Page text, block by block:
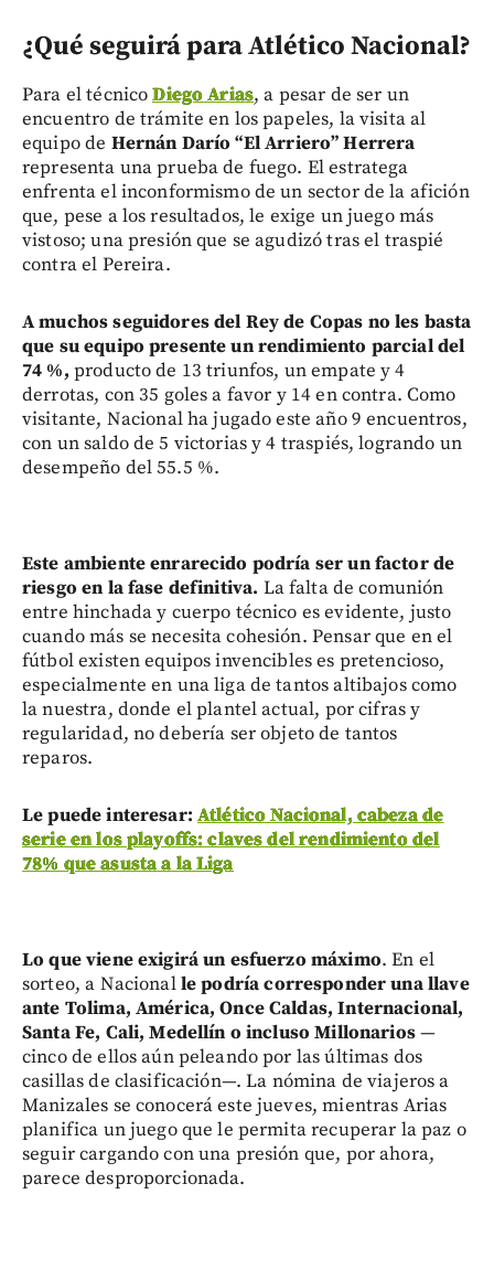
¿Qué seguirá para Atlético Nacional?
Para el técnicoDiego Arias, a pesar de ser un
encuentro de trámite en los papeles, la visita al
equipo de Hernán Darío “El Arriero” Herrera
representa una prueba de fuego. El estratega
enfrenta el inconformismo de un sector de la afición
que, pese a los resultados, le exige un juego más
vistoso; una presión que se agudizó tras el traspié
contra el Pereira.
A muchos seguidores del Rey de Copas no les basta
que su equipo presente un rendimiento parcial del
74 %, producto de 13 triunfos, un empate y 4
derrotas, con 35 goles a favor y 14 en contra. Como
visitante, Nacional ha jugado este año 9 encuentros,
con un saldo de 5 victorias y 4 traspiés, logrando un
desempeño del 55.5 %.
Este ambiente enrarecido podría ser un factor de
riesgo en la fase definitiva. La falta de comunión
entre hinchada y cuerpo técnico es evidente, justo
cuando más se necesita cohesión. Pensar que en el
fútbol existen equipos invencibles es pretencioso,
especialmente en una liga de tantos altibajos como
la nuestra, donde el plantel actual, por cifras y
regularidad, no debería ser objeto de tantos
reparos.
Le puede interesar: Atlético Nacional, cabeza de
serie en los playoffs: claves del rendimiento del
78% que asusta a la Liga
Lo que viene exigirá un esfuerzo máximo. En el
sorteo, a Nacionalle podría corresponder una llave
ante Tolima, América, Once Caldas, Internacional,
Santa Fe, Cali, Medellín o incluso Millonarios—
cinco de ellos aún peleando por las últimas dos
casillas de clasificación—. La nómina de viajeros a
Manizales se conocerá este jueves, mientras Arias
planifica un juego que le permita recuperar la paz o
seguir cargando con una presión que, por ahora,
parece desproporcionada.